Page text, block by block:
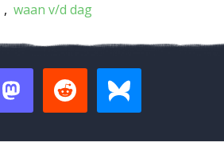
waan v/d dag